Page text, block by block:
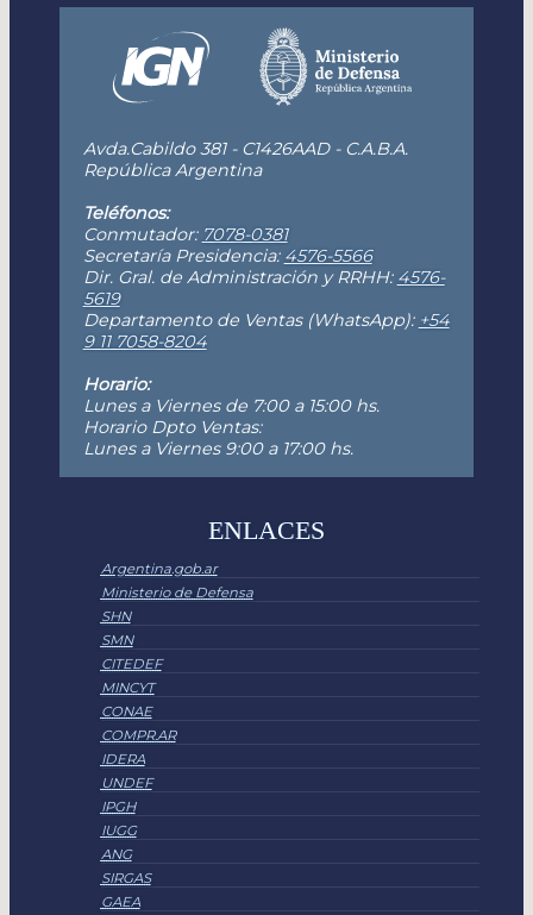
Avda.Cabildo 381 - C1426AAD - C.A.B.A.
República Argentina
Teléfonos:
Conmutador: 7078-0381
Secretaría Presidencia: 4576-5566
Dir. Gral. de Administración y RRHH: 4576-
5619
Departamento de Ventas (WhatsApp): +54
9 11 7058-8204
Horario:
Lunes a Viernes de 7:00 a 15:00 hs.
Horario Dpto Ventas:
Lunes a Viernes 9:00 a 17:00 hs.
ENLACES
Argentina.gob.ar
Ministerio de Defensa
SHN
SMN
CITEDEF
MINCYT
CONAE
COMPR.AR
IDERA
UNDEF
IPGH
IUGG
ANG
SIRGAS
GAEA